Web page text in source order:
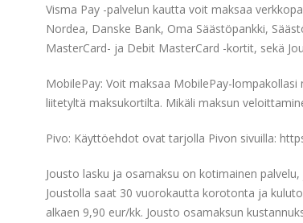
Visma Pay -palvelun kautta voit maksaa
Nordea, Danske Bank, Oma Säästöpankki,
MasterCard- ja Debit MasterCard -kortit, sekä
MobilePay: Voit maksaa MobilePay-
liitetyltä maksukortilta. Mikäli maksun
Pivo: Käyttöehdot ovat tarjolla Pivon sivuilla:
Jousto lasku ja osamaksu on kotimainen
Joustolla saat 30 vuorokautta korotonta ja
alkaen 9,90 eur/kk. Jousto osamaksun